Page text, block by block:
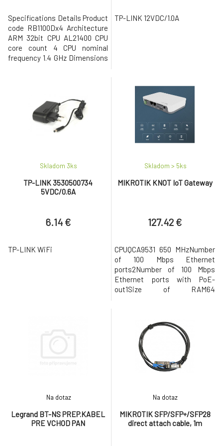
Specifications Details Product
code RB1100Dx4 Architecture
ARM 32bit CPU AL21400 CPU
core count 4 CPU nominal
frequency 1.4 GHz Dimensions
Storage size 128 MB Storage
type NAND MTBF
Approximately 200'000 hours
at 25C Tested ambient
TP-LINK 12VDC/1.0A
TP-LINK 3530500734
5VDC/0.6A
Skladom 3ks
6.14 €
TP-LINK WiFi
MIKROTIK KNOT IoT Gateway
Skladom > 5ks
127.42 €
CPUQCA9531 650 MHzNumber
of 100 Mbps Ethernet
ports2Number of 100 Mbps
Ethernet ports with PoE-
out1Size of RAM64
gain1.5 dBiBluetooth antenna
gain2 dBiAntenna beam
width360°BluetoothVersion
5.2Dimensions122 x 87 x 26
mmOperating
Legrand BT-NS PREP.KABEL
PRE VCHOD PAN
Na dotaz
MIKROTIK SFP/SFP+/SFP28
direct attach cable, 1m
Na dotaz